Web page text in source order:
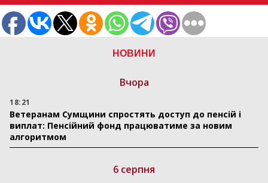
НОВИНИ
Вчора
18:21
Ветеранам Сумщини спростять доступ до пенсій і
виплат: Пенсійний фонд працюватиме за новим
алгоритмом
6 серпня